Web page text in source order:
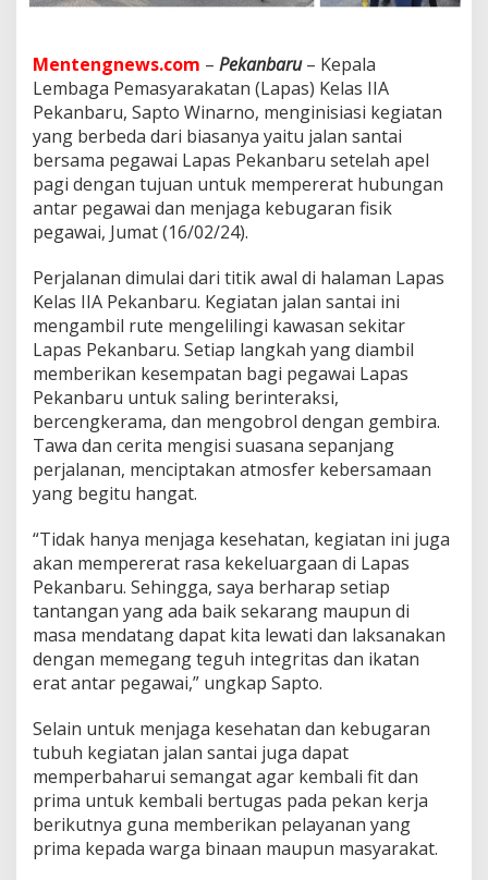
a
l
a
n
S
a
n
a
i
e
h
a
t
U
n
t
u
k
M
e
n
g
k
a
t
k
a
n
I
u
n
t
a
s
Mentengnews.com – Pekanbaru– Kepala
Lembaga Pemasyarakatan (Lapas) Kelas IIA
Pekanbaru, Sapto Winarno, menginisiasi kegiatan
yang berbeda dari biasanya yaitu jalan santai
bersama pegawai Lapas Pekanbaru setelah apel
pagi dengan tujuan untuk mempererat hubungan
antar pegawai dan menjaga kebugaran fisik
pegawai, Jumat (16/02/24).
Perjalanan dimulai dari titik awal di halaman Lapas
Kelas IIA Pekanbaru. Kegiatan jalan santai ini
mengambil rute mengelilingi kawasan sekitar
Lapas Pekanbaru. Setiap langkah yang diambil
memberikan kesempatan bagi pegawai Lapas
Pekanbaru untuk saling berinteraksi,
bercengkerama, dan mengobrol dengan gembira.
Tawa dan cerita mengisi suasana sepanjang
perjalanan, menciptakan atmosfer kebersamaan
yang begitu hangat.
“Tidak hanya menjaga kesehatan, kegiatan ini juga
akan mempererat rasa kekeluargaan di Lapas
Pekanbaru. Sehingga, saya berharap setiap
tantangan yang ada baik sekarang maupun di
masa mendatang dapat kita lewati dan laksanakan
dengan memegang teguh integritas dan ikatan
erat antar pegawai,” ungkap Sapto.
Selain untuk menjaga kesehatan dan kebugaran
tubuh kegiatan jalan santai juga dapat
memperbaharui semangat agar kembali fit dan
prima untuk kembali bertugas pada pekan kerja
berikutnya guna memberikan pelayanan yang
prima kepada warga binaan maupun masyarakat.